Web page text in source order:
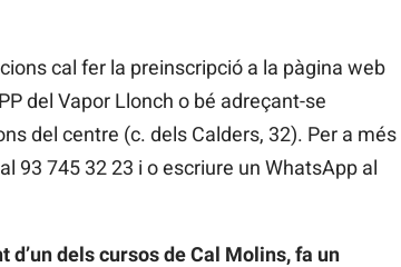
cal fer la preinscripció a la pàgina web
del Vapor Llonch o bé adreçant-se
del centre (c. dels Calders, 32). Per a més
93 745 32 23 i o escriure un WhatsApp al
dels cursos de Cal Molins, fa un